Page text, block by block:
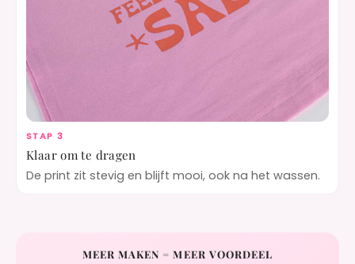
STAP 3
Klaar om te dragen
De print zit stevig en blijft mooi, ook na het wassen.
MEER MAKEN = MEER VOORDEEL